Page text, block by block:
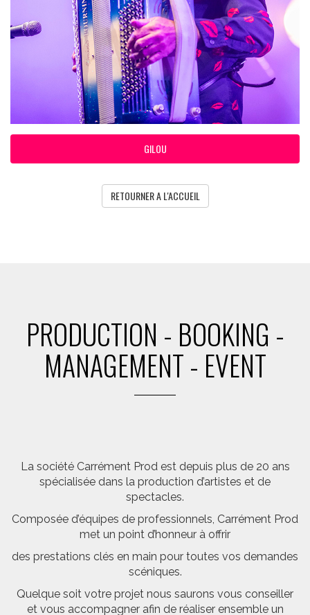
GILOU
RETOURNER A L'ACCUEIL
PRODUCTION - BOOKING -
MANAGEMENT - EVENT
La société Carrément Prod est depuis plus de 20 ans
spécialisée dans la production d’artistes et de
spectacles.
Composée d’équipes de professionnels, Carrément Prod
met un point d’honneur à offrir
des prestations clés en main pour toutes vos demandes
scéniques.
Quelque soit votre projet nous saurons vous conseiller
et vous accompagner afin de réaliser ensemble un